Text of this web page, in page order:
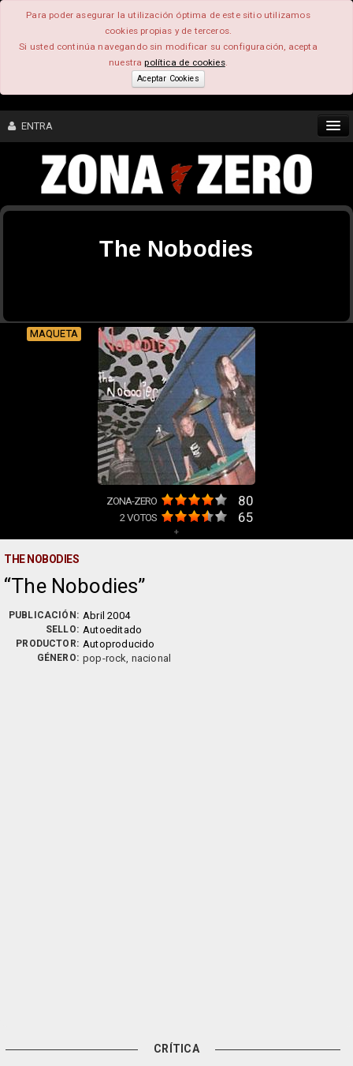
Para poder asegurar la utilización óptima de este sitio utilizamos
cookies propias y de terceros.
Si usted continúa navegando sin modificar su configuración, acepta
nuestrapolítica de cookies.
Aceptar Cookies
ENTRA
CONTENIDO
The Nobodies
MAQUETA
ZONA-ZERO 80
2VOTOS 65
+
THE NOBODIES
The Nobodies
PUBLICACIÓN: Abril 2004
SELLO: Autoeditado
PRODUCTOR: Autoproducido
GÉNERO: pop-rock, nacional
CRÍTICA